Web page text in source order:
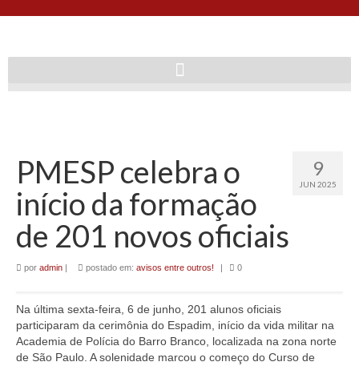
9
JUN 2025
PMESP celebra o
início da formação
de 201 novos oficiais
por admin postado em: avisos entre outros! 0
Na última sexta-feira, 6 de junho, 201 alunos oficiais
participaram da cerimônia do Espadim, início da vida militar na
Academia de Polícia do Barro Branco, localizada na zona norte
de São Paulo. A solenidade marcou o começo do Curso de